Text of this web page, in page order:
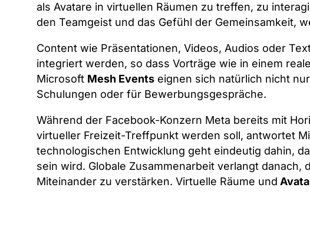
als Avatare in virtuellen Räumen zu treffen, zu
den Teamgeist und das Gefühl der Gemeinsamkeit,
Content wie Präsentationen, Videos, Audios oder
integriert werden, so dass Vorträge wie in einem
Microsoft Mesh Events eignen sich natürlich nicht
Schulungen oder für Bewerbungsgespräche.
Während der Facebook-Konzern Meta bereits mit
virtueller Freizeit-Treffpunkt werden soll, antwortet
technologischen Entwicklung geht eindeutig dahin,
sein wird. Globale Zusammenarbeit verlangt
Miteinander zu verstärken. Virtuelle Räume und